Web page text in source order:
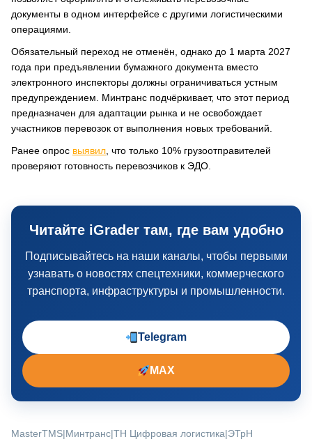
документы в одном интерфейсе с другими логистическими
операциями.
Обязательный переход не отменён, однако до 1 марта 2027
года при предъявлении бумажного документа вместо
электронного инспекторы должны ограничиваться устным
предупреждением. Минтранс подчёркивает, что этот период
предназначен для адаптации рынка и не освобождает
участников перевозок от выполнения новых требований.
Ранее опрос выявил , что только 10% грузоотправителей
проверяют готовность перевозчиков к ЭДО.
Читайте iGrader там, где вам удобно
Подписывайтесь на наши каналы, чтобы первыми
узнавать о новостях спецтехники, коммерческого
транспорта, инфраструктуры и промышленности.
Telegram
MAX
MasterTMS|Минтранс|ТН Цифровая логистика|ЭТрН